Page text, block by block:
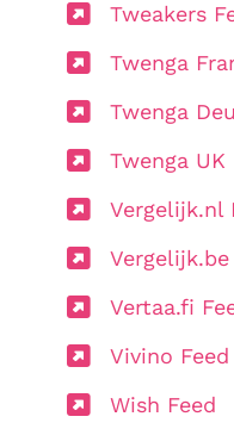
Tweakers
Twenga
Twenga
Twenga UK
Vergelijk.nl
Vergelijk.be
Vertaa.fi
Vivino Feed
Wish Feed